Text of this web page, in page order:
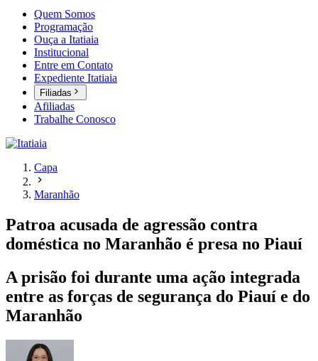
Quem Somos
Programação
Ouça a Itatiaia
Institucional
Entre em Contato
Expediente Itatiaia
Filiadas
Afiliadas
Trabalhe Conosco
Capa
Maranhão
Patroa acusada de agressão contra
doméstica no Maranhão é presa no Piauí
A prisão foi durante uma ação integrada
entre as forças de segurança do Piauí e do
Maranhão